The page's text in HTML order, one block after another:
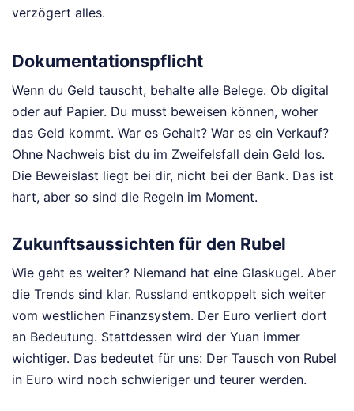
verzögert alles.
Dokumentationspflicht
Wenn du Geld tauscht, behalte alle Belege. Ob digital
oder auf Papier. Du musst beweisen können, woher
das Geld kommt. War es Gehalt? War es ein Verkauf?
Ohne Nachweis bist du im Zweifelsfall dein Geld los.
Die Beweislast liegt bei dir, nicht bei der Bank. Das ist
hart, aber so sind die Regeln im Moment.
Zukunftsaussichten für den Rubel
Wie geht es weiter? Niemand hat eine Glaskugel. Aber
die Trends sind klar. Russland entkoppelt sich weiter
vom westlichen Finanzsystem. Der Euro verliert dort
an Bedeutung. Stattdessen wird der Yuan immer
wichtiger. Das bedeutet für uns: Der Tausch von Rubel
in Euro wird noch schwieriger und teurer werden.